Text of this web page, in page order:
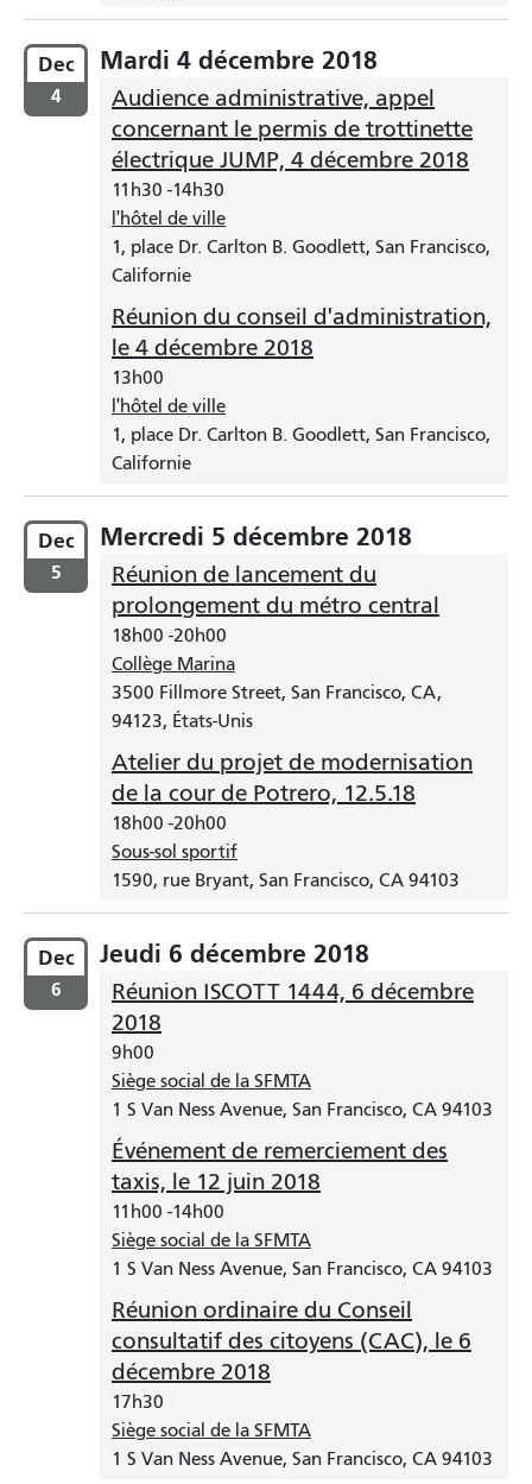
Dec
4
Mardi 4 décembre 2018
Audience administrative, appel
concernant le permis de trottinette
électrique JUMP, 4 décembre 2018
11h30 -14h30
l'hôtel de ville
1, place Dr. Carlton B. Goodlett, San Francisco,
Californie
Réunion du conseil d'administration,
le 4 décembre 2018
13h00
l'hôtel de ville
1, place Dr. Carlton B. Goodlett, San Francisco,
Californie
Dec
5
Mercredi 5 décembre 2018
Réunion de lancement du
prolongement du métro central
18h00 -20h00
Collège Marina
3500 Fillmore Street, San Francisco, CA,
94123, États-Unis
Atelier du projet de modernisation
de la cour de Potrero, 12.5.18
18h00 -20h00
Sous-sol sportif
1590, rue Bryant, San Francisco, CA 94103
Dec
6
Jeudi 6 décembre 2018
Réunion ISCOTT 1444, 6 décembre
2018
9h00
Siège social de la SFMTA
1 S Van Ness Avenue, San Francisco, CA 94103
Événement de remerciement des
taxis, le 12 juin 2018
11h00 -14h00
Siège social de la SFMTA
1 S Van Ness Avenue, San Francisco, CA 94103
Réunion ordinaire du Conseil
consultatif des citoyens (CAC), le 6
décembre 2018
17h30
Siège social de la SFMTA
1 S Van Ness Avenue, San Francisco, CA 94103